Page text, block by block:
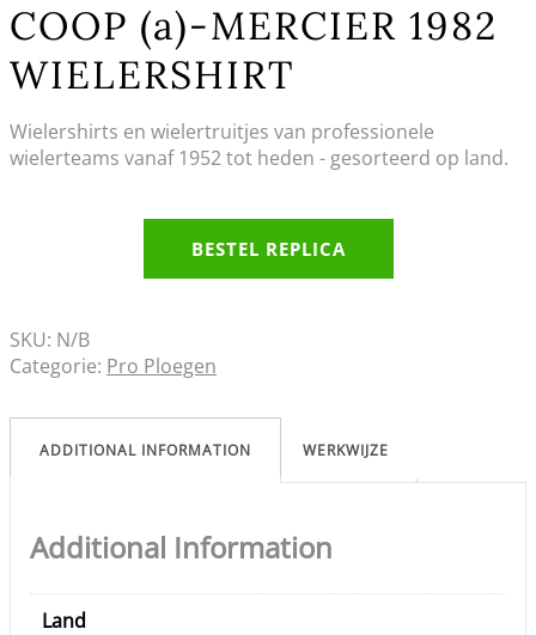
COOP (a)-MERCIER 1982
WIELERSHIRT
Wielershirts en wielertruitjes van professionele
wielerteams vanaf 1952 tot heden - gesorteerd op land.
BESTEL REPLICA
SKU: N/B
Categorie: Pro Ploegen
ADDITIONAL INFORMATION WERKWIJZE
Additional Information
Land